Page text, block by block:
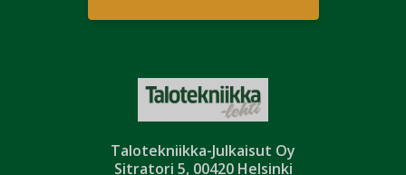
Talotekniikka-Julkaisut Oy
Sitratori 5, 00420 Helsinki